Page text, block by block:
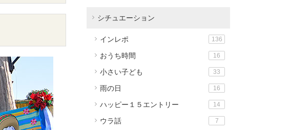
シチュエーション
インレポ 136
おうち時間 16
小さい子ども 33
雨の日 16
ハッピー１５エントリー 14
ウラ話 7